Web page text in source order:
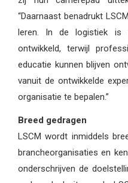
“Daarnaast benadrukt
leren. In de logistiek is
ontwikkeld, terwijl
educatie kunnen blijven
vanuit de ontwikkelde
organisatie te bepalen.”
Breed gedragen
LSCM wordt inmiddels
brancheorganisaties en
onderschrijven de